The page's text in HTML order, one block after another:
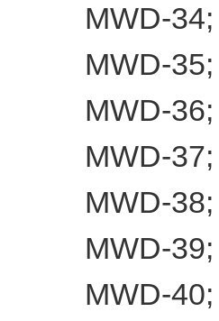
MWD-
MWD-
MWD-
MWD-
MWD-
MWD-
MWD-